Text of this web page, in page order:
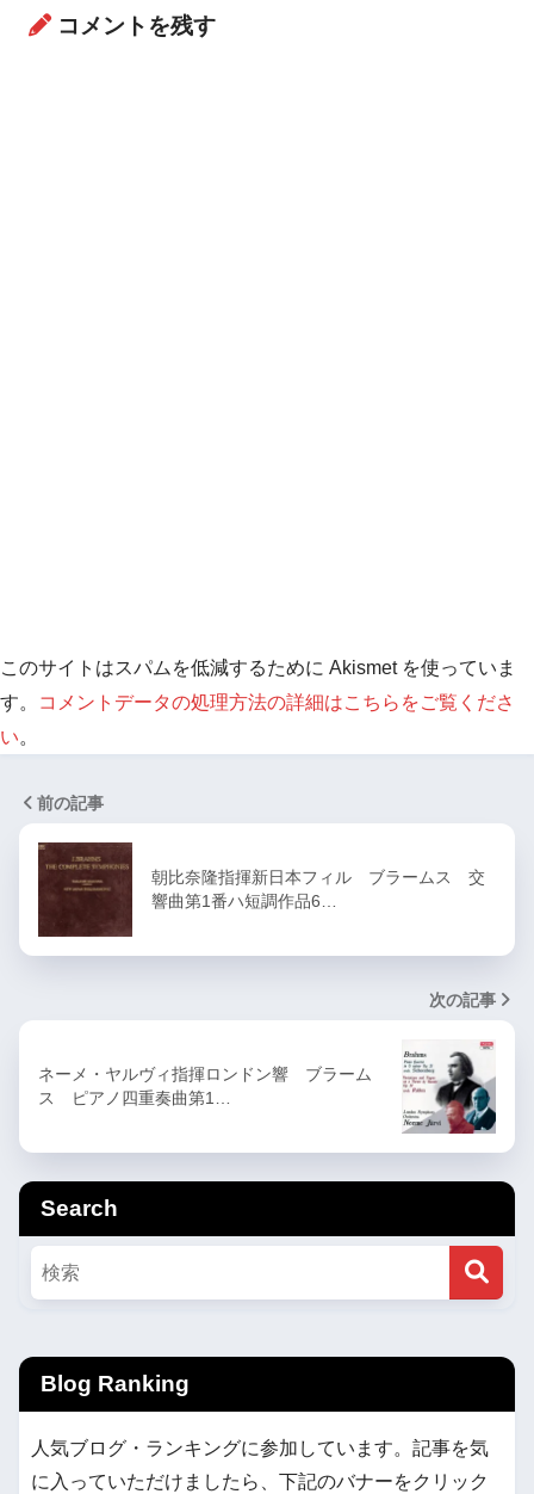
コメントを残す
このサイトはスパムを低減するために Akismet を使っていま
す。
コメントデータの処理方法の詳細はこちらをご覧くださ
い。
前の記事
朝比奈隆指揮新日本フィル ブラームス 交
響曲第1番ハ短調作品6…
次の記事
ネーメ・ヤルヴィ指揮ロンドン響 ブラーム
ス ピアノ四重奏曲第1…
Search
Blog Ranking
人気ブログ・ランキングに参加しています。記事を気
に入っていただけましたら、下記のバナーをクリック